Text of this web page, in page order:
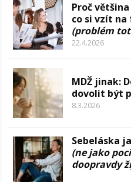
Proč
co si vzít na
(problém
22.4.2026
MDŽ jinak:
dovolit být
8.3.2026
Sebeláska
(ne jako
doopravdy